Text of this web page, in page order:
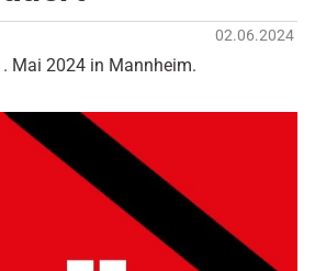
02.06.2024
Mai 2024 in Mannheim.